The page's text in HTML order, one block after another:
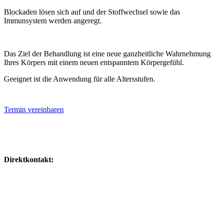
Blockaden lösen sich auf und der Stoffwechsel sowie das
Immunsystem werden angeregt.
Das Ziel der Behandlung ist eine neue ganzheitliche Wahrnehmung
Ihres Körpers mit einem neuen entspanntem Körpergefühl.
Geeignet ist die Anwendung für alle Altersstufen.
Termin vereinbaren
Direktkontakt: